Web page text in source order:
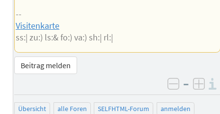
--
Visitenkarte
ss:| zu:) ls:& fo:) va:) sh:| rl:|
Beitrag melden
negativ
–
Übersicht alle Foren SELFHTML-Forum
anmelden